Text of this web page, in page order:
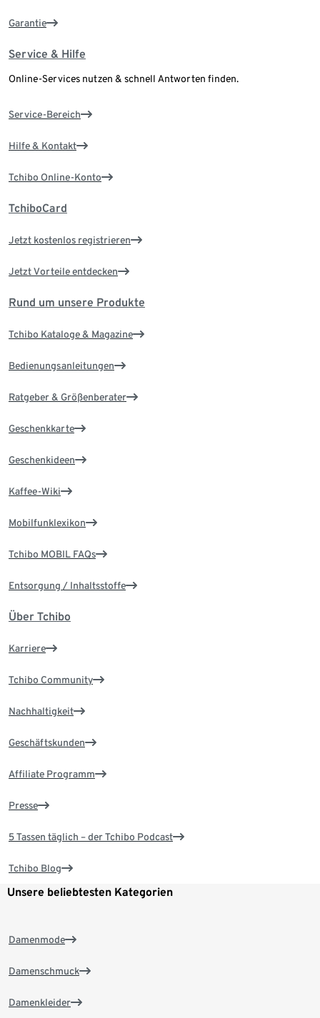
Garantie
Service & Hilfe
Online-Services nutzen & schnell Antworten finden.
Service-Bereich
Hilfe & Kontakt
Tchibo Online-Konto
TchiboCard
Jetzt kostenlos registrieren
Jetzt Vorteile entdecken
Rund um unsere Produkte
Tchibo Kataloge & Magazine
Bedienungsanleitungen
Ratgeber & Größenberater
Geschenkkarte
Geschenkideen
Kaffee-Wiki
Mobilfunklexikon
Tchibo MOBIL FAQs
Entsorgung / Inhaltsstoffe
Über Tchibo
Karriere
Tchibo Community
Nachhaltigkeit
Geschäftskunden
Affiliate Programm
Presse
5 Tassen täglich – der Tchibo Podcast
Tchibo Blog
Unsere beliebtesten Kategorien
Damenmode
Damenschmuck
Damenkleider